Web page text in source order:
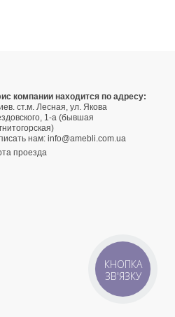
компании находится по адресу:
ст.м. Лесная, ул. Якова
1-а (бывшая
нам:info@amebli.com.ua
проезда
КНОПКА
ЗВ'ЯЗКУ